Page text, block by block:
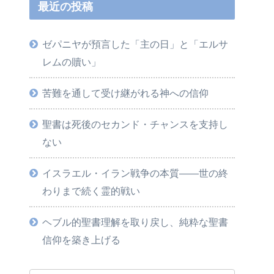
最近の投稿
ゼパニヤが預言した「主の日」と「エルサ
レムの贖い」
苦難を通して受け継がれる神への信仰
聖書は死後のセカンド・チャンスを支持し
ない
イスラエル・イラン戦争の本質――世の終
わりまで続く霊的戦い
ヘブル的聖書理解を取り戻し、純粋な聖書
信仰を築き上げる